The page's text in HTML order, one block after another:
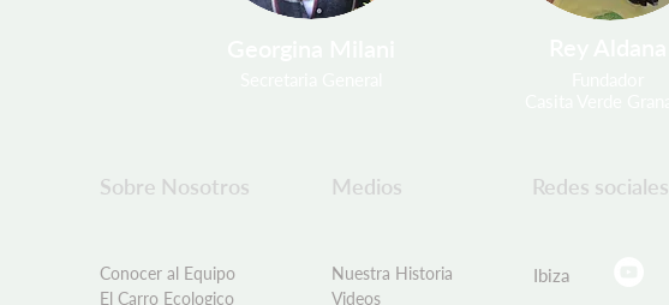
Sobre Nosotros Medios Redes sociales
Conocer al Equipo
El Carro Ecologico
Nuestra Historia
Videos
Ibiza